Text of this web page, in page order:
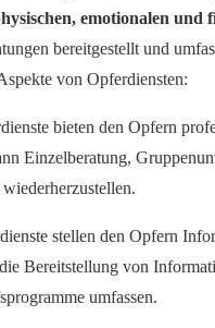
emotionalen und
bereitgestellt und
von Opferdiensten:
bieten den Opfern
Einzelberatung,
stellen den Opfern
Bereitstellung von
umfassen.